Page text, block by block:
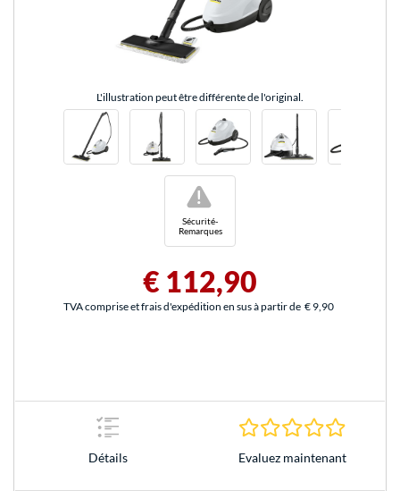
L'illustration peut être différente de l'original.
Sécurité-
Remarques
!
€ 112,90
TVA comprise et frais d'expédition en sus à partir de € 9,90
Détails Evaluez maintenant